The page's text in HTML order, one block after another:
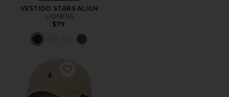
VESTIDO STARS ALIGN
LIONESS
$79
Favorite SOMBRERO